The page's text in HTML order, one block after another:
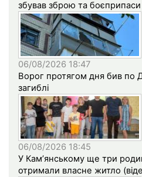
збував зброю та боєприпаси
06/08/2026 18:47
Ворог протягом дня бив по
загиблі
06/08/2026 18:45
У Кам’янському ще три
отримали власне житло